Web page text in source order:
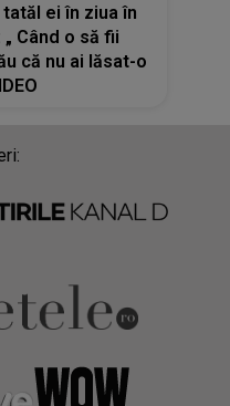
în ziua în
Când o să fii
că nu ai lăsat-o